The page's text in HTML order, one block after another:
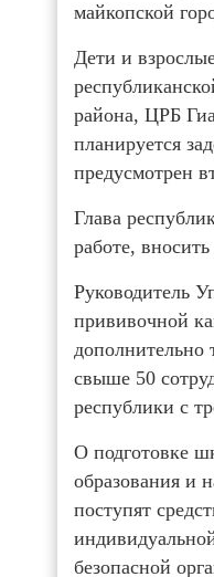
майкопской
Дети и
района, ЦРБ
планируется
предусмотрен
Глава
работе,
Руководитель
прививочной
дополнительно
свыше 50
республики с
О подготовке
образования и
поступят
безопасной